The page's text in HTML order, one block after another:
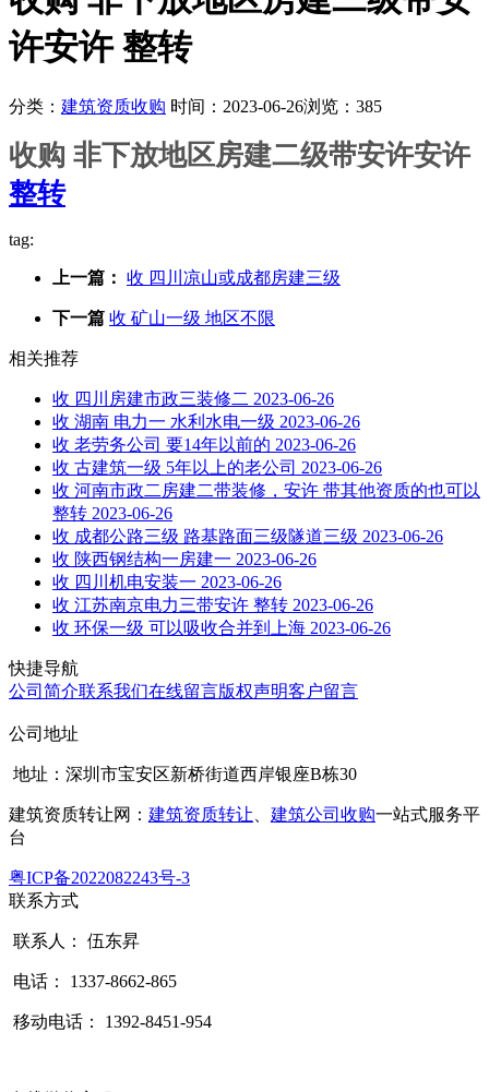
许安许 整转
分类： 建筑资质收购 时间：2023-06-26浏览：385
收购 非下放地区房建二级带安许安许
整转
tag:
上一篇： 收 四川凉山或成都房建三级
下一篇 收 矿山一级 地区不限
相关推荐
收 四川房建市政三装修二 2023-06-26
收 湖南 电力一 水利水电一级 2023-06-26
收 老劳务公司 要14年以前的 2023-06-26
收 古建筑一级 5年以上的老公司 2023-06-26
收 河南市政二房建二带装修，安许 带其他资质的也可以
整转 2023-06-26
收 成都公路三级 路基路面三级隧道三级 2023-06-26
收 陕西钢结构一房建一 2023-06-26
收 四川机电安装一 2023-06-26
收 江苏南京电力三带安许 整转 2023-06-26
收 环保一级 可以吸收合并到上海 2023-06-26
快捷导航
公司简介联系我们在线留言版权声明客户留言
公司地址
地址：深圳市宝安区新桥街道西岸银座B栋30
建筑资质转让网： 建筑资质转让 建筑公司收购一站式服务平
台
粤ICP备2022082243号-3
联系方式
联系人： 伍东昇
电话： 1337-8662-865
移动电话： 1392-8451-954